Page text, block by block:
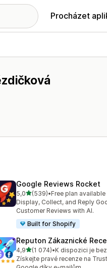
Procházet
Google Reviews Rocket
5,0z 5 hvězd
(539)
Celkový počet recenzí: 539
•Free plan available
Display, Collect, and Reply
Customer Reviews with AI.
Built for Shopify
Reputon Zákaznické
4,9z 5 hvězd
(1 074)
Celkový počet recenzí: 1074
•
Získejte pravé recenze na